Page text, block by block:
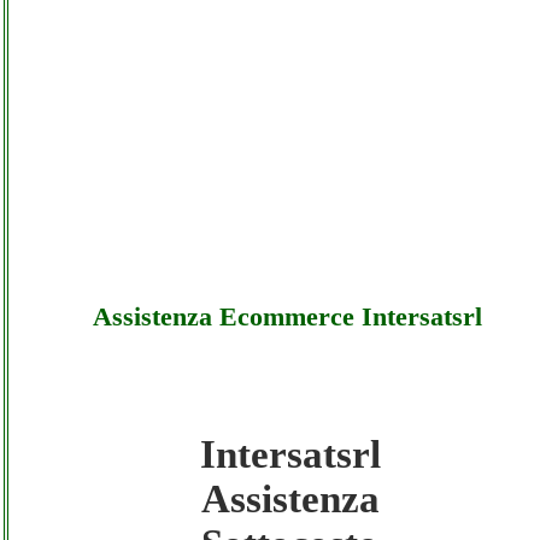
Assistenza Ecommerce Intersatsrl
Intersatsrl - Assistenza Ecommerce
Intersatsrl - Sottocosto
Intersatsrl
Assistenza